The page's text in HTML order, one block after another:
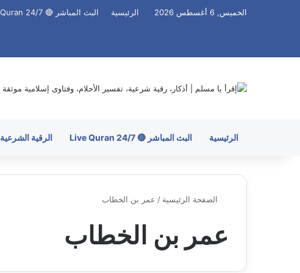
الخميس, 6 أغسطس 2026 الرئيسية البث المباشر 🔴 Live Quran 24/7
الرئيسية البث المباشر 🔴 Live Quran 24/7 الرقية الشرعية
الصفحة الرئيسية / عمر بن الخطاب
عمر بن الخطاب